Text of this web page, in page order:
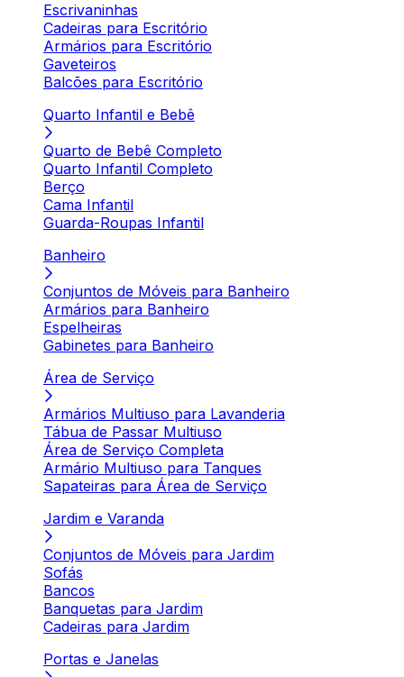
Escrivaninhas
Cadeiras para Escritório
Armários para Escritório
Gaveteiros
Balcões para Escritório
Quarto Infantil e Bebê
Quarto de Bebê Completo
Quarto Infantil Completo
Berço
Cama Infantil
Guarda-Roupas Infantil
Banheiro
Conjuntos de Móveis para Banheiro
Armários para Banheiro
Espelheiras
Gabinetes para Banheiro
Área de Serviço
Armários Multiuso para Lavanderia
Tábua de Passar Multiuso
Área de Serviço Completa
Armário Multiuso para Tanques
Sapateiras para Área de Serviço
Jardim e Varanda
Conjuntos de Móveis para Jardim
Sofás
Bancos
Banquetas para Jardim
Cadeiras para Jardim
Portas e Janelas